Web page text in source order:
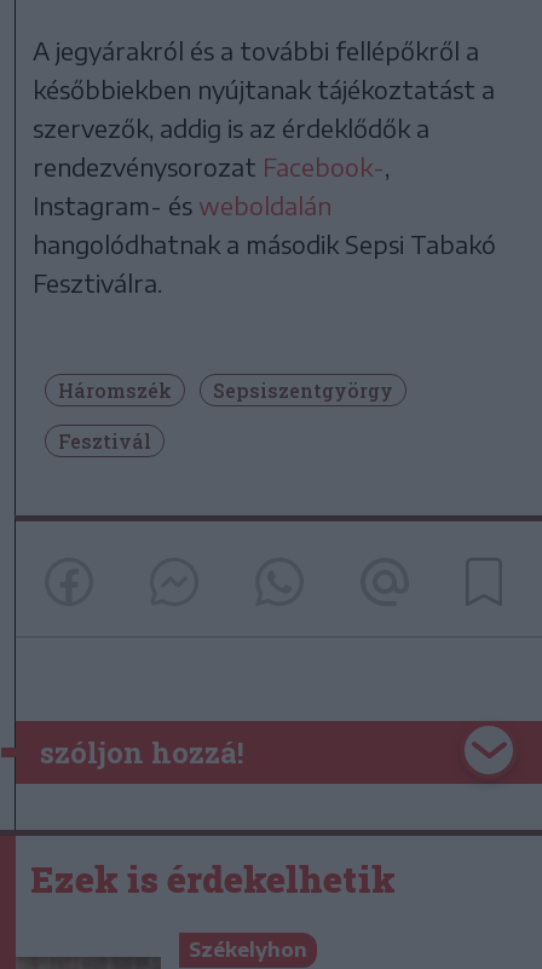
A jegyárakról és a további fellépőkről a
későbbiekben nyújtanak tájékoztatást a
szervezők, addig is az érdeklődők a
rendezvénysorozat Facebook-,
Instagram- és weboldalán
hangolódhatnak a második Sepsi Tabakó
Fesztiválra.
Háromszék
Sepsiszentgyörgy
Fesztivál
szóljon hozzá!
Ezek is érdekelhetik
Székelyhon